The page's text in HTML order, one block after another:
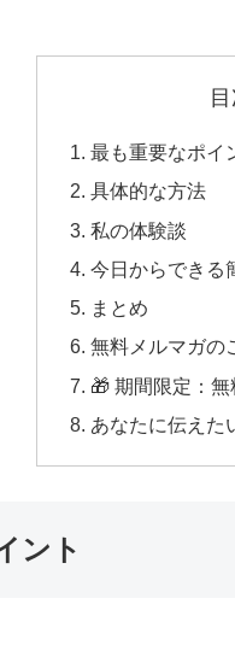
最も重要なポイ
具体的な方法
私の体験談
今日からできる
まとめ
無料メルマガの
🎁 期間限定：
あなたに伝えた
ント